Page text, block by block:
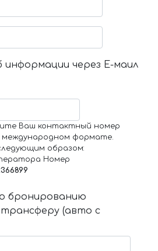
через Е-маил
Ваш контактный номер
формате.
образом:
Номер
бронированию
(авто с